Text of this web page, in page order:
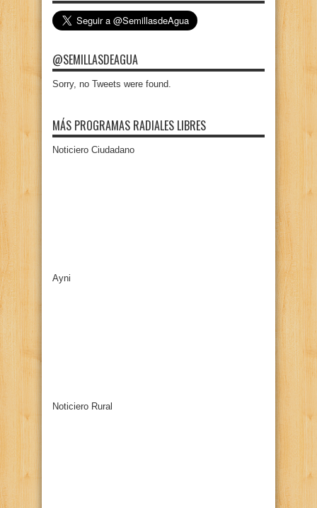
@SEMILLASDEAGUA
Sorry, no Tweets were found.
MÁS PROGRAMAS RADIALES LIBRES
Noticiero Ciudadano
Ayni
Noticiero Rural